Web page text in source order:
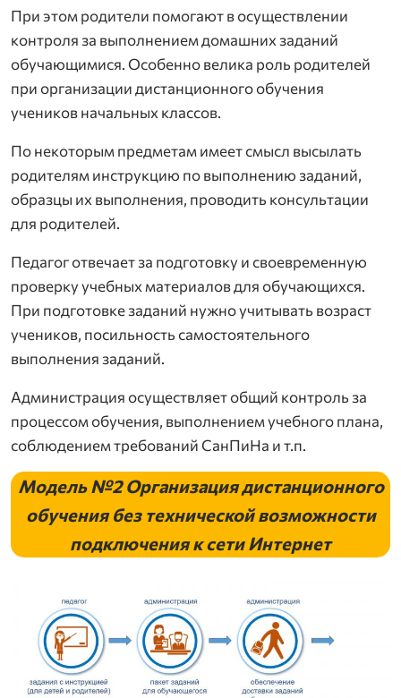
При этом родители помогают в осуществлении
контроля за выполнением домашних заданий
обучающимися. Особенно велика роль родителей
при организации дистанционного обучения
учеников начальных классов.
По некоторым предметам имеет смысл высылать
родителям инструкцию по выполнению заданий,
образцы их выполнения, проводить консультации
для родителей.
Педагог отвечает за подготовку и своевременную
проверку учебных материалов для обучающихся.
При подготовке заданий нужно учитывать возраст
учеников, посильность самостоятельного
выполнения заданий.
Администрация осуществляет общий контроль за
процессом обучения, выполнением учебного плана,
соблюдением требований СанПиНа и т.п.
Модель №2 Организация дистанционного
обучения без технической возможности
подключения к сети Интернет